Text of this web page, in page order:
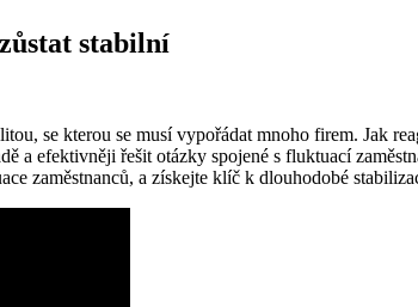
stabilní
se kterou se musí vypořádat mnoho firem. Jak
a efektivněji řešit otázky spojené s fluktuací
zaměstnanců, a získejte klíč k dlouhodobé